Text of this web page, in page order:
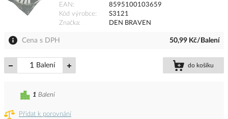
EAN
8595100103659
Kód výrobce
S3121
Značka
DEN BRAVEN
Cena s DPH 50,99 Kč/Balení
Balení do košíku
Přidat k porovnání
1 Balení